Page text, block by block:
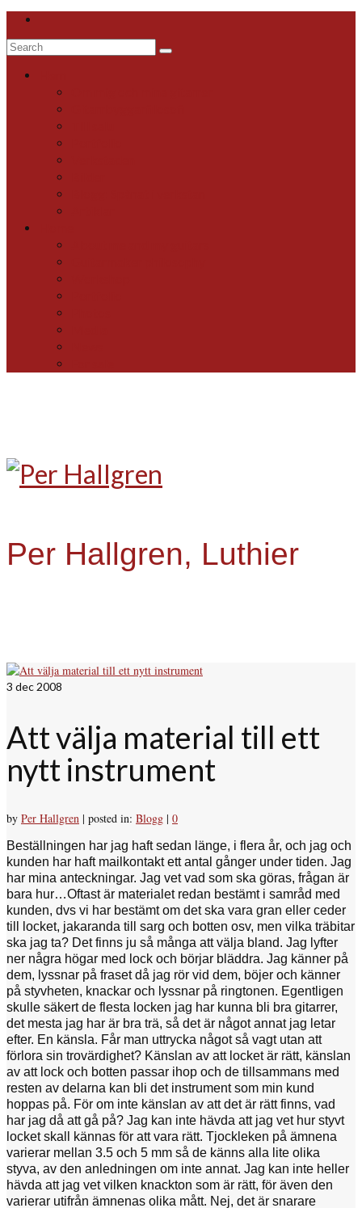
Search
Per Hallgren, Luthier
3 dec 2008
Att välja material till ett
nytt instrument
by Per Hallgren | posted in: Blogg | 0
Beställningen har jag haft sedan länge, i flera år, och jag och
kunden har haft mailkontakt ett antal gånger under tiden. Jag
har mina anteckningar. Jag vet vad som ska göras, frågan är
bara hur…Oftast är materialet redan bestämt i samråd med
kunden, dvs vi har bestämt om det ska vara gran eller ceder
till locket, jakaranda till sarg och botten osv, men vilka träbitar
ska jag ta? Det finns ju så många att välja bland. Jag lyfter
ner några högar med lock och börjar bläddra. Jag känner på
dem, lyssnar på fraset då jag rör vid dem, böjer och känner
på styvheten, knackar och lyssnar på ringtonen. Egentligen
skulle säkert de flesta locken jag har kunna bli bra gitarrer,
det mesta jag har är bra trä, så det är något annat jag letar
efter. En känsla. Får man uttrycka något så vagt utan att
förlora sin trovärdighet? Känslan av att locket är rätt, känslan
av att lock och botten passar ihop och de tillsammans med
resten av delarna kan bli det instrument som min kund
hoppas på. För om inte känslan av att det är rätt finns, vad
har jag då att gå på? Jag kan inte hävda att jag vet hur styvt
locket skall kännas för att vara rätt. Tjockleken på ämnena
varierar mellan 3.5 och 5 mm så de känns alla lite olika
styva, av den anledningen om inte annat. Jag kan inte heller
hävda att jag vet vilken knackton som är rätt, för även den
varierar utifrån ämnenas olika mått. Nej, det är snarare